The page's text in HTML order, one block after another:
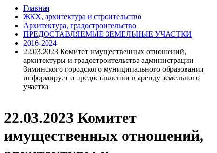
22.03.2023 Комитет
имущественных отношений,
Главная
ЖКХ, архитектура и строительство
Архитектура, градостроительство
ПРЕДОСТАВЛЯЕМЫЕ ЗЕМЕЛЬНЫЕ УЧАСТКИ
2016-2024
22.03.2023 Комитет имущественных отношений,
архитектуры и градостроительства администрации
Зиминского городского муниципального образования
информирует о предоставлении в аренду земельного
участка